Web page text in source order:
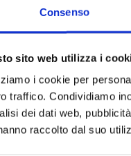
Consenso
sito web utilizza i
i cookie per
traffico. Condividiamo
dei dati web,
raccolto dal suo